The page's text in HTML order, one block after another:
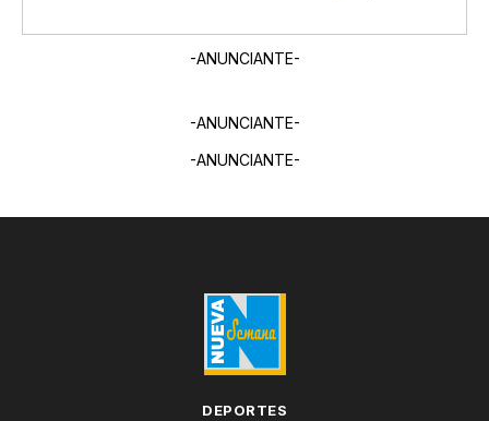
-ANUNCIANTE-
-ANUNCIANTE-
-ANUNCIANTE-
DEPORTES